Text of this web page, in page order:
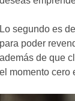
Lo segundo es
para poder
además de que
el momento cero